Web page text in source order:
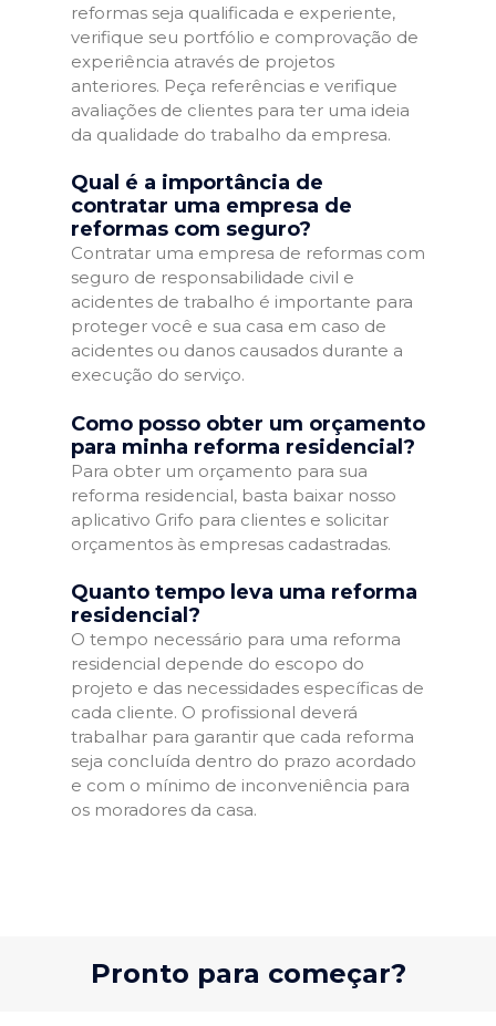
reformas seja qualificada e experiente,
verifique seu portfólio e comprovação de
experiência através de projetos
anteriores. Peça referências e verifique
avaliações de clientes para ter uma ideia
da qualidade do trabalho da empresa.
Qual é a importância de
contratar uma empresa de
reformas com seguro?
Contratar uma empresa de reformas com
seguro de responsabilidade civil e
acidentes de trabalho é importante para
proteger você e sua casa em caso de
acidentes ou danos causados durante a
execução do serviço.
Como posso obter um orçamento
para minha reforma residencial?
Para obter um orçamento para sua
reforma residencial, basta baixar nosso
aplicativo Grifo para clientes e solicitar
orçamentos às empresas cadastradas.
Quanto tempo leva uma reforma
residencial?
O tempo necessário para uma reforma
residencial depende do escopo do
projeto e das necessidades específicas de
cada cliente. O profissional deverá
trabalhar para garantir que cada reforma
seja concluída dentro do prazo acordado
e com o mínimo de inconveniência para
os moradores da casa.
Pronto para começar?